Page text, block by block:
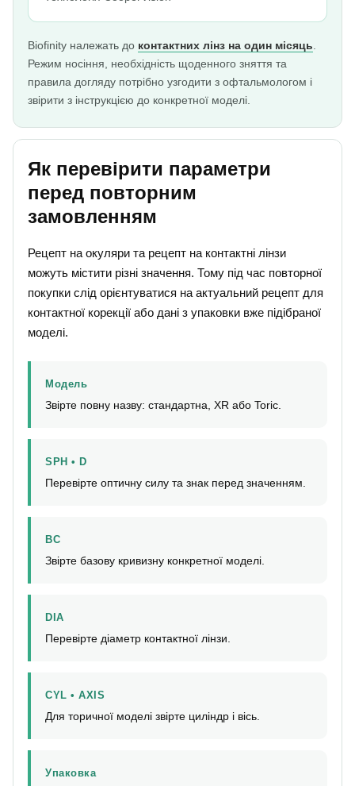
Biofinity належать до контактних лінз на один місяць.
Режим носіння, необхідність щоденного зняття та
правила догляду потрібно узгодити з офтальмологом і
звірити з інструкцією до конкретної моделі.
Як перевірити параметри
перед повторним
замовленням
Рецепт на окуляри та рецепт на контактні лінзи
можуть містити різні значення. Тому під час повторної
покупки слід орієнтуватися на актуальний рецепт для
контактної корекції або дані з упаковки вже підібраної
моделі.
Модель
Звірте повну назву: стандартна, XR або Toric.
SPH • D
Перевірте оптичну силу та знак перед значенням.
BC
Звірте базову кривизну конкретної моделі.
DIA
Перевірте діаметр контактної лінзи.
CYL • AXIS
Для торичної моделі звірте циліндр і вісь.
Упаковка